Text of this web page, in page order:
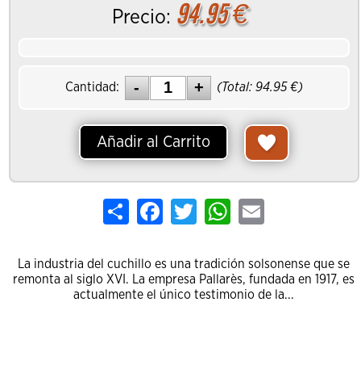
Precio: 94.95€
Cantidad: (Total: 94.95€)
Añadir al Carrito
Share FacebookTwitter WhatsApp
La industria del cuchillo es una tradición solsonense que se
remonta al siglo XVI. La empresa Pallarès, fundada en 1917, es
actualmente el único testimonio de la...